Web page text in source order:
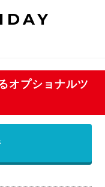
オプショナルツ